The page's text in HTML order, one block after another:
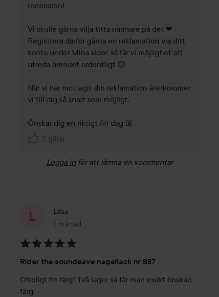
recension!
Vi skulle gärna vilja titta närmare på det ❤
Registrera därför gärna en reklamation via ditt
konto under Mina sidor, så får vi möjlighet att
utreda ärendet ordentligt 😊
När vi har mottagit din reklamation återkommer
vi till dig så snart som möjligt.
Önskar dig en riktigt fin dag 🌸
2 gillar
Logga in för att lämna en kommentar
Liisa
1 månad
Inlägget skapades 1 månad
5
av
5
Rider the soundeave nagellack nr 887
Otroligt fin färg! Två lager så får man exakt önskad
färg.